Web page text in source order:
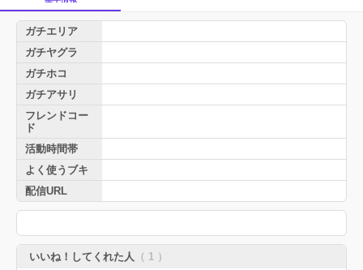
ガチエリア
ガチヤグラ
ガチホコ
ガチアサリ
フレンドコー
ド
活動時間帯
よく使うブキ
配信URL
いいね！してくれた人 （ 1 ）